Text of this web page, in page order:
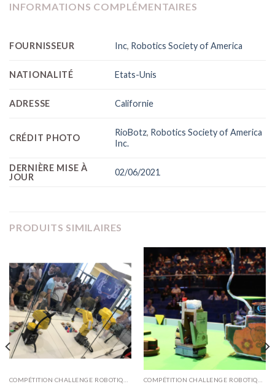
INFORMATIONS COMPLÉMENTAIRES
FOURNISSEUR Inc, Robotics Society of America
NATIONALITÉ Etats-Unis
ADRESSE Californie
CRÉDIT PHOTO
RioBotz, Robotics Society of America
Inc.
DERNIÈRE MISE À
JOUR
02/06/2021
PRODUITS SIMILAIRES